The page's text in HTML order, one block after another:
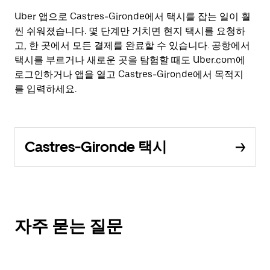
Uber 앱으로 Castres-Gironde에서 택시를 잡는 일이 훨
씬 쉬워졌습니다. 몇 단계만 거치면 현지 택시를 요청하
고, 한 곳에서 모든 결제를 완료할 수 있습니다. 공항에서
택시를 부르거나 새로운 곳을 탐험할 때도 Uber.com에
로그인하거나 앱을 열고 Castres-Gironde에서 목적지
를 입력하세요.
Castres-Gironde 택시
자주 묻는 질문